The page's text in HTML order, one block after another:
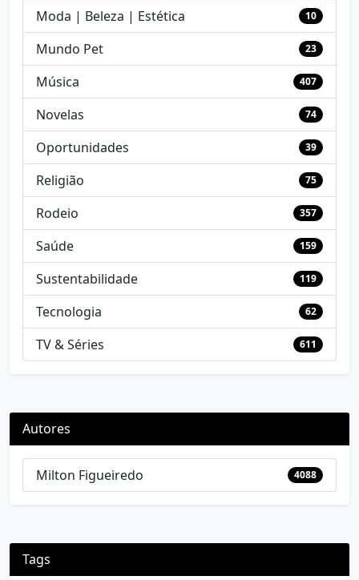
Moda | Beleza | Estética 10
Mundo Pet 23
Música 407
Novelas 74
Oportunidades 39
Religião 75
Rodeio 357
Saúde 159
Sustentabilidade 119
Tecnologia 62
TV & Séries 611
Autores
Milton Figueiredo 4088
Tags